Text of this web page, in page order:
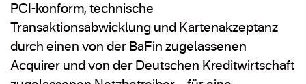
PCI-konform, technische
Transaktionsabwicklung und Kartenakzeptanz
durch einen von der BaFin zugelassenen
Acquirer und von der Deutschen Kreditwirtschaft